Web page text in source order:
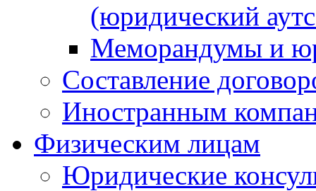
(юридический
Меморандумы и
Составление
Иностранным
Физическим лицам
Юридические